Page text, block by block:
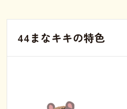
44まなキキの特色